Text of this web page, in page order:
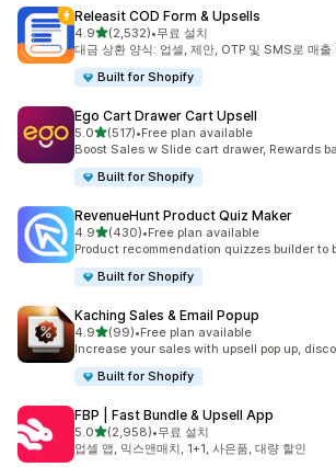
Releasit COD Form & Upsells
4.9별 5개 중
(2,532)
총 리뷰 2532개
•무료 설치
대금 상환 양식: 업셀, 제안, OTP 및 SMS로 매출
Built for Shopify
Ego Cart Drawer Cart Upsell
5.0별 5개 중
(517)
총 리뷰 517개
•Free plan available
Boost Sales w Slide cart drawer, Rewards
Built for Shopify
RevenueHunt Product Quiz Maker
4.9별 5개 중
(430)
총 리뷰 430개
•Free plan available
Product recommendation quizzes builder to
Built for Shopify
Kaching Sales & Email Popup
4.9별 5개 중
(99)
총 리뷰 99개
•Free plan available
Increase your sales with upsell pop up,
Built for Shopify
FBP | Fast Bundle & Upsell App
5.0별 5개 중
(2,958)
총 리뷰 2958개
•무료 설치
업셀 앱, 믹스앤매치, 1+1, 사은품, 대량 할인